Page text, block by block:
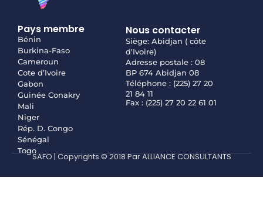
Pays membre
Bénin
Burkina-Faso
Cameroun
Cote d’Ivoire
Gabon
Guinée Conakry
Mali
Niger
Rép. D. Congo
Sénégal
Togo
Nous contacter
Siège: Abidjan ( côte
d'Ivoire)
Adresse postale : 08
BP 674 Abidjan 08
Téléphone : (225) 27 20
21 84 11
Fax : (225) 27 20 22 61 01
SAFO | Copyrights © 2018 Par ALLIANCE CONSULTANTS